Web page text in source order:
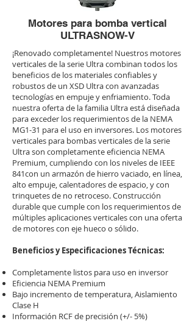
Motores para bomba vertical
ULTRASNOW-V
¡Renovado completamente! Nuestros motores
verticales de la serie Ultra combinan todos los
beneficios de los materiales confiables y
robustos de un XSD Ultra con avanzadas
tecnologías en empuje y enfriamiento. Toda
nuestra oferta de la familia Ultra está diseñada
para exceder los requerimientos de la NEMA
MG1-31 para el uso en inversores. Los motores
verticales para bombas verticales de la serie
Ultra son completamente eficiencia NEMA
Premium, cumpliendo con los niveles de IEEE
841con un armazón de hierro vaciado, en línea,
alto empuje, calentadores de espacio, y con
trinquetes de no retroceso. Construcción
durable que cumple con los requerimientos de
múltiples aplicaciones verticales con una oferta
de motores con eje hueco o sólido.
Beneficios y Especificaciones Técnicas:
Completamente listos para uso en inversor
Eficiencia NEMA Premium
Bajo incremento de temperatura, Aislamiento
Clase H
Información RCF de precisión (+/- 5%)